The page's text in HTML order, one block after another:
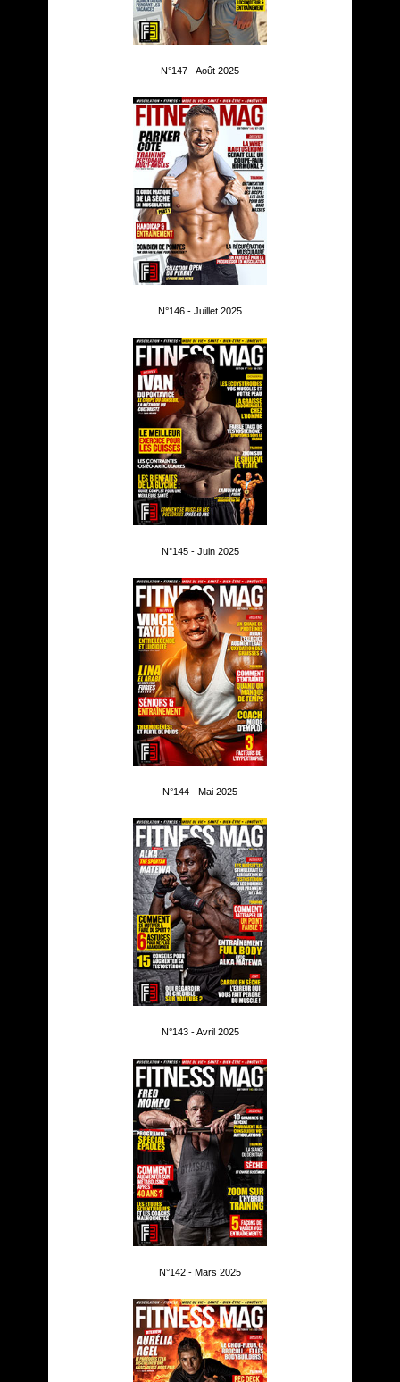
N°147 - Août 2025
N°146 - Juillet 2025
N°145 - Juin 2025
N°144 - Mai 2025
N°143 - Avril 2025
N°142 - Mars 2025